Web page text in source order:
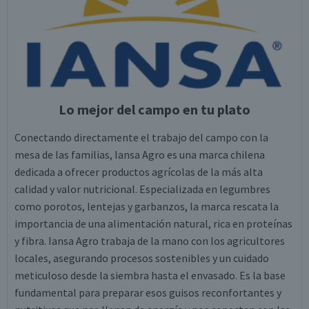
Lo mejor del campo en tu plato
Conectando directamente el trabajo del campo con la
mesa de las familias, Iansa Agro es una marca chilena
dedicada a ofrecer productos agrícolas de la más alta
calidad y valor nutricional. Especializada en legumbres
como porotos, lentejas y garbanzos, la marca rescata la
importancia de una alimentación natural, rica en proteínas
y fibra. Iansa Agro trabaja de la mano con los agricultores
locales, asegurando procesos sostenibles y un cuidado
meticuloso desde la siembra hasta el envasado. Es la base
fundamental para preparar esos guisos reconfortantes y